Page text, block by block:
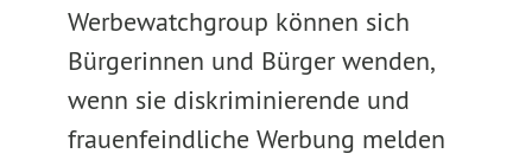
Werbewatchgroup können sich
Bürgerinnen und Bürger wenden,
wenn sie diskriminierende und
frauenfeindliche Werbung melden